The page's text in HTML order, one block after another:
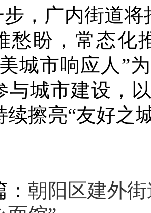
，广内街道将
愁盼，常态化
城市响应人”
与城市建设，
续擦亮“友好之
朝阳区建外